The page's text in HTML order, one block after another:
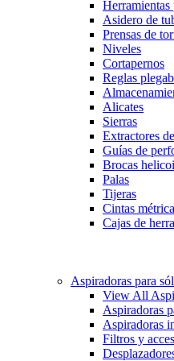
Herramientas
Asidero de
Prensas de
Niveles
Cortapernos
Reglas
Alicates
Sierras
Extractores
Guías de
Brocas
Palas
Tijeras
Cintas
Cajas de
Aspiradoras para
View All
Aspiradoras
Aspiradoras
Filtros y